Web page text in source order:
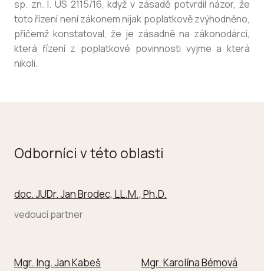
sp. zn. I. ÚS 2115/16, když v zásadě potvrdil názor, že
toto řízení není zákonem nijak poplatkově zvýhodněno,
přičemž konstatoval, že je zásadně na zákonodárci,
která řízení z poplatkové povinnosti vyjme a která
nikoli.
Odborníci v této oblasti
doc. JUDr. Jan Brodec, LL.M., Ph.D.
vedoucí partner
Mgr. Ing. Jan Kabeš Mgr. Karolína Bémová